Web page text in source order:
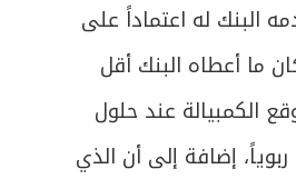
البنك له اعتماداً على
ما أعطاه البنك أقل
الكمبيالة عند حلول
إضافة إلى أن الذي